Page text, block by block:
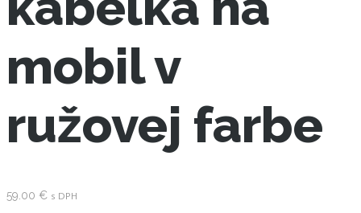
mobil v
ružovej farbe
59.00 € s DPH